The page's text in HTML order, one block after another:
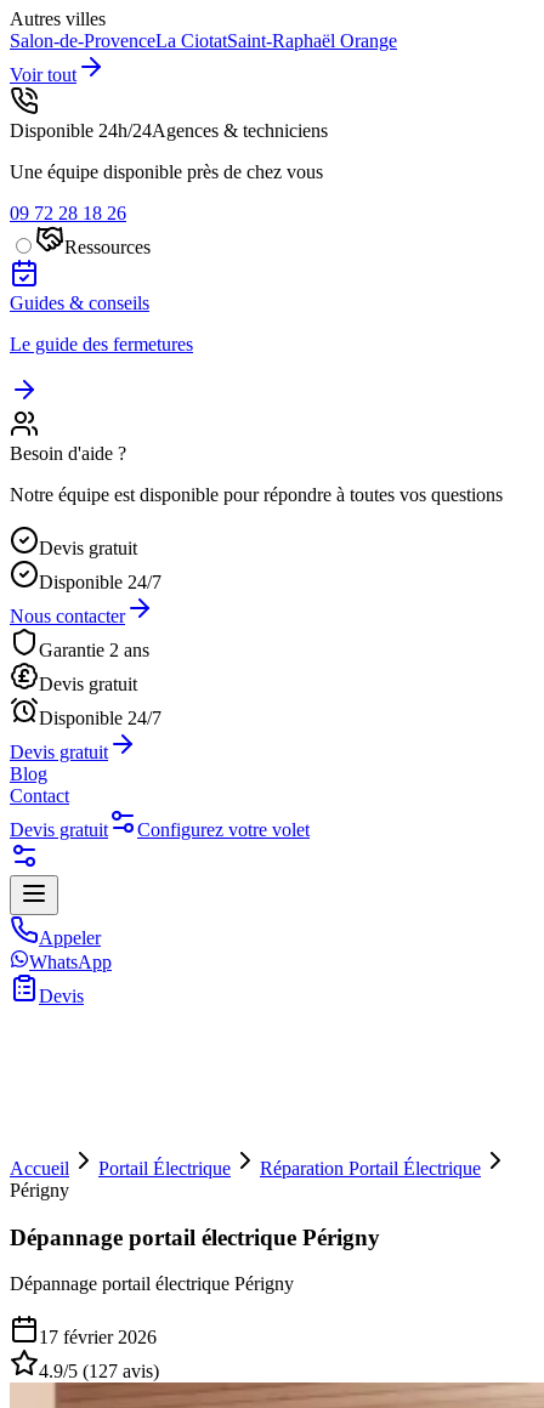
Autres villes
Salon-de-ProvenceLa CiotatSaint-Raphaël Orange
Voir tout
Disponible 24h/24Agences & techniciens
Une équipe disponible près de chez vous
09 72 28 18 26
Ressources
Guides & conseils
Le guide des fermetures
Besoin d'aide ?
Notre équipe est disponible pour répondre à toutes vos questions
Devis gratuit
Disponible 24/7
Nous contacter
Garantie 2 ans
Devis gratuit
Disponible 24/7
Devis gratuit
Blog
Contact
Devis gratuit
Configurez votre volet
Appeler
WhatsApp
Devis
Accueil Portail Électrique
Réparation Portail Électrique
Périgny
Dépannage portail électrique Périgny
Dépannage portail électrique Périgny
17 février 2026
4.9/5 (127 avis)